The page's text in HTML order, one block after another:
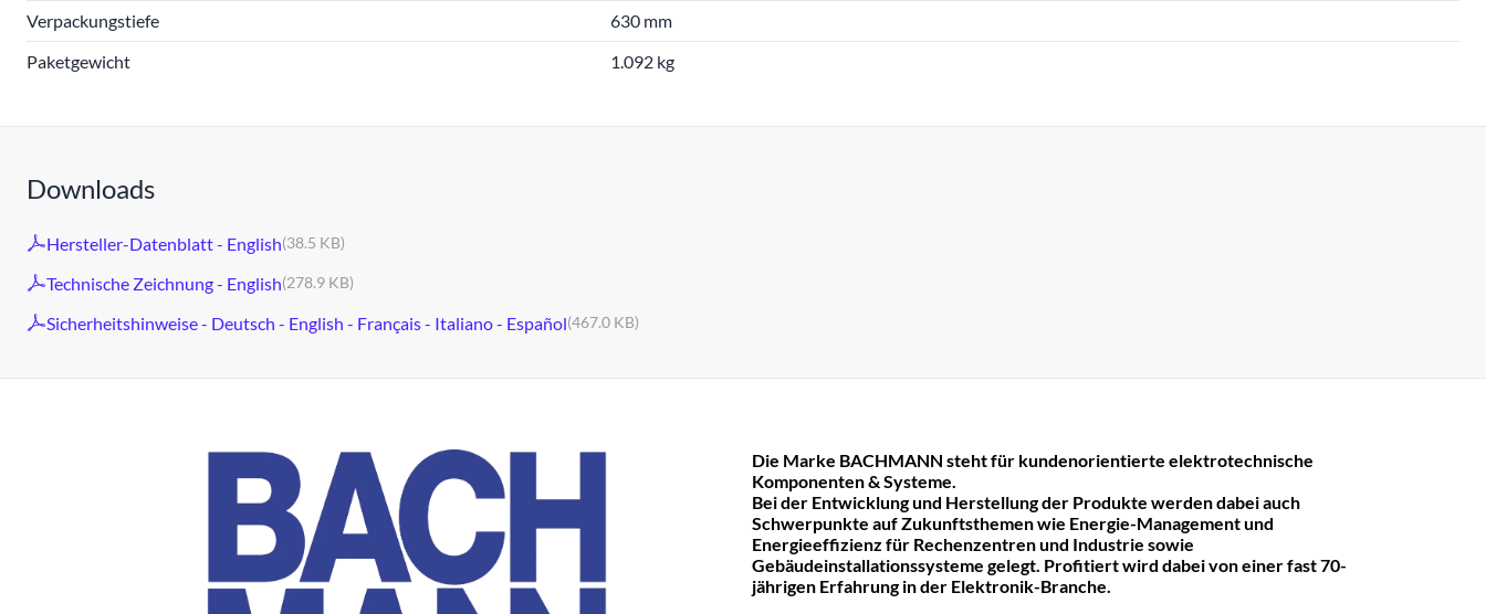
Verpackungstiefe
630 mm
Paketgewicht
1.092 kg
Downloads
Hersteller-Datenblatt - English(38.5 KB)
Technische Zeichnung - English(278.9 KB)
Sicherheitshinweise - Deutsch - English - Français - Italiano - Español(467.0 KB)
Die Marke BACHMANN steht für kundenorientierte elektrotechnische
Komponenten & Systeme.
Bei der Entwicklung und Herstellung der Produkte werden dabei auch
Schwerpunkte auf Zukunftsthemen wie Energie-Management und
Energieeffizienz für Rechenzentren und Industrie sowie
Gebäudeinstallationssysteme gelegt. Profitiert wird dabei von einer fast 70-
jährigen Erfahrung in der Elektronik-Branche.